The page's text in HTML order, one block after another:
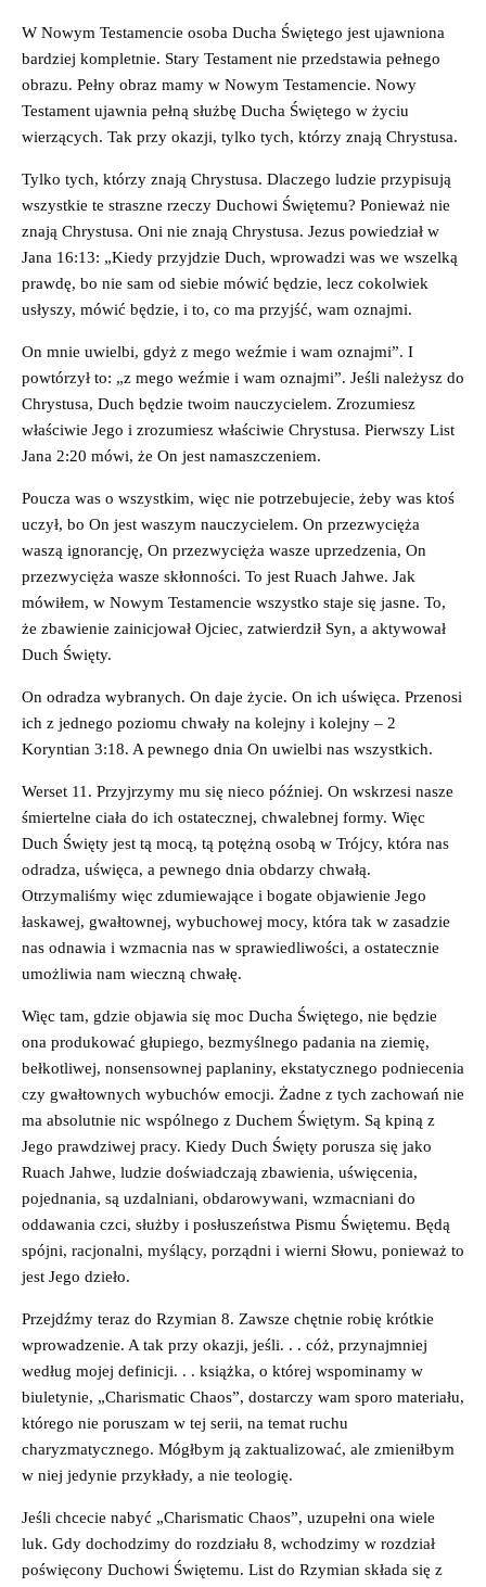
W Nowym Testamencie osoba Ducha Świętego jest ujawniona
bardziej kompletnie. Stary Testament nie przedstawia pełnego
obrazu. Pełny obraz mamy w Nowym Testamencie. Nowy
Testament ujawnia pełną służbę Ducha Świętego w życiu
wierzących. Tak przy okazji, tylko tych, którzy znają Chrystusa.
Tylko tych, którzy znają Chrystusa. Dlaczego ludzie przypisują
wszystkie te straszne rzeczy Duchowi Świętemu? Ponieważ nie
znają Chrystusa. Oni nie znają Chrystusa. Jezus powiedział w
Jana 16:13: „Kiedy przyjdzie Duch, wprowadzi was we wszelką
prawdę, bo nie sam od siebie mówić będzie, lecz cokolwiek
usłyszy, mówić będzie, i to, co ma przyjść, wam oznajmi.
On mnie uwielbi, gdyż z mego weźmie i wam oznajmi”. I
powtórzył to: „z mego weźmie i wam oznajmi”. Jeśli należysz do
Chrystusa, Duch będzie twoim nauczycielem. Zrozumiesz
właściwie Jego i zrozumiesz właściwie Chrystusa. Pierwszy List
Jana 2:20 mówi, że On jest namaszczeniem.
Poucza was o wszystkim, więc nie potrzebujecie, żeby was ktoś
uczył, bo On jest waszym nauczycielem. On przezwycięża
waszą ignorancję, On przezwycięża wasze uprzedzenia, On
przezwycięża wasze skłonności. To jest Ruach Jahwe. Jak
mówiłem, w Nowym Testamencie wszystko staje się jasne. To,
że zbawienie zainicjował Ojciec, zatwierdził Syn, a aktywował
Duch Święty.
On odradza wybranych. On daje życie. On ich uświęca. Przenosi
ich z jednego poziomu chwały na kolejny i kolejny – 2
Koryntian 3:18. A pewnego dnia On uwielbi nas wszystkich.
Werset 11. Przyjrzymy mu się nieco później. On wskrzesi nasze
śmiertelne ciała do ich ostatecznej, chwalebnej formy. Więc
Duch Święty jest tą mocą, tą potężną osobą w Trójcy, która nas
odradza, uświęca, a pewnego dnia obdarzy chwałą.
Otrzymaliśmy więc zdumiewające i bogate objawienie Jego
łaskawej, gwałtownej, wybuchowej mocy, która tak w zasadzie
nas odnawia i wzmacnia nas w sprawiedliwości, a ostatecznie
umożliwia nam wieczną chwałę.
Więc tam, gdzie objawia się moc Ducha Świętego, nie będzie
ona produkować głupiego, bezmyślnego padania na ziemię,
bełkotliwej, nonsensownej paplaniny, ekstatycznego podniecenia
czy gwałtownych wybuchów emocji. Żadne z tych zachowań nie
ma absolutnie nic wspólnego z Duchem Świętym. Są kpiną z
Jego prawdziwej pracy. Kiedy Duch Święty porusza się jako
Ruach Jahwe, ludzie doświadczają zbawienia, uświęcenia,
pojednania, są uzdalniani, obdarowywani, wzmacniani do
oddawania czci, służby i posłuszeństwa Pismu Świętemu. Będą
spójni, racjonalni, myślący, porządni i wierni Słowu, ponieważ to
jest Jego dzieło.
Przejdźmy teraz do Rzymian 8. Zawsze chętnie robię krótkie
wprowadzenie. A tak przy okazji, jeśli. . . cóż, przynajmniej
według mojej definicji. . . książka, o której wspominamy w
biuletynie, „Charismatic Chaos”, dostarczy wam sporo materiału,
którego nie poruszam w tej serii, na temat ruchu
charyzmatycznego. Mógłbym ją zaktualizować, ale zmieniłbym
w niej jedynie przykłady, a nie teologię.
Jeśli chcecie nabyć „Charismatic Chaos”, uzupełni ona wiele
luk. Gdy dochodzimy do rozdziału 8, wchodzimy w rozdział
poświęcony Duchowi Świętemu. List do Rzymian składa się z